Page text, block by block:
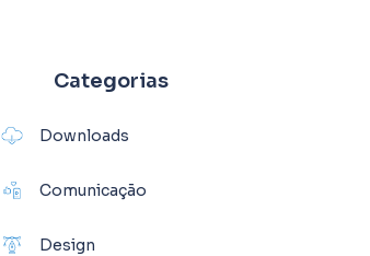
Categorias
Downloads
Comunicação
Design